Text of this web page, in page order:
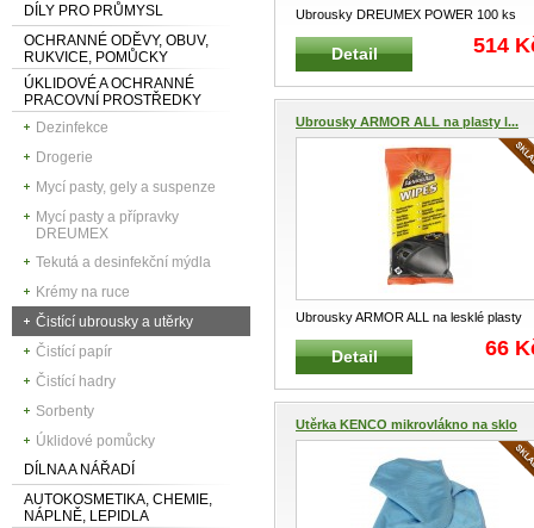
DÍLY PRO PRŮMYSL
OCHRANNÉ ODĚVY, OBUV,
RUKVICE, POMŮCKY
ÚKLIDOVÉ A OCHRANNÉ
PRACOVNÍ PROSTŘEDKY
Dezinfekce
Drogerie
Mycí pasty, gely a suspenze
Mycí pasty a přípravky
DREUMEX
Tekutá a desinfekční mýdla
Krémy na ruce
Čistící ubrousky a utěrky
Čistící papír
Čistící hadry
Sorbenty
Úklidové pomůcky
DÍLNA A NÁŘADÍ
AUTOKOSMETIKA, CHEMIE,
NÁPLNĚ, LEPIDLA
Ubrousky DREUMEX POWER 100 ks
Vhodné k čištění bez vody Silný velký u
Detail 514
Ubrousky ARMOR ALL na plasty l...
Ubrousky ARMOR ALL na lesklé plasty
Impregnované ubrousky K čištění
Detail 66
Utěrka KENCO mikrovlákno na sklo